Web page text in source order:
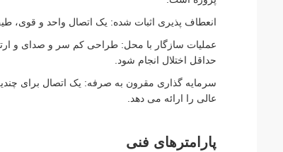
انعطاف پذیری اثبات شده: یک اتصال واحد و قوی،
عملیات سازگار با محل: طراحی کم سر و صدای و
حداقل اختلال انجام شود.
سرمایه گذاری مقرون به صرفه: یک اتصال برای
عالی را ارائه می دهد.
پارامترهای فنی